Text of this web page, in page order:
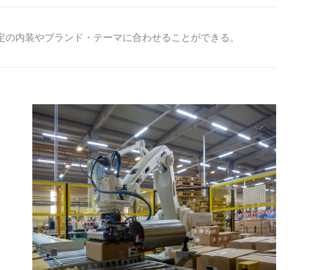
内装やブランド・テーマに合わせることができる。